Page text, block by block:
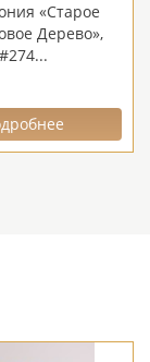
«Старое
Дерево»,
#274...